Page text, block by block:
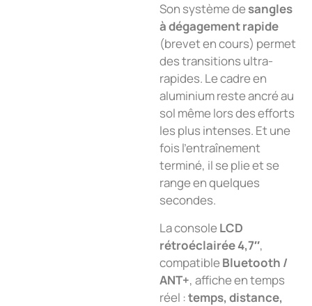
Son système de sangles
à dégagement rapide
(brevet en cours) permet
des transitions ultra-
rapides. Le cadre en
aluminium reste ancré au
sol même lors des efforts
les plus intenses. Et une
fois l’entraînement
terminé, il se plie et se
range en quelques
secondes.
La console LCD
rétroéclairée 4,7″,
compatible Bluetooth /
ANT+, affiche en temps
réel :temps, distance,